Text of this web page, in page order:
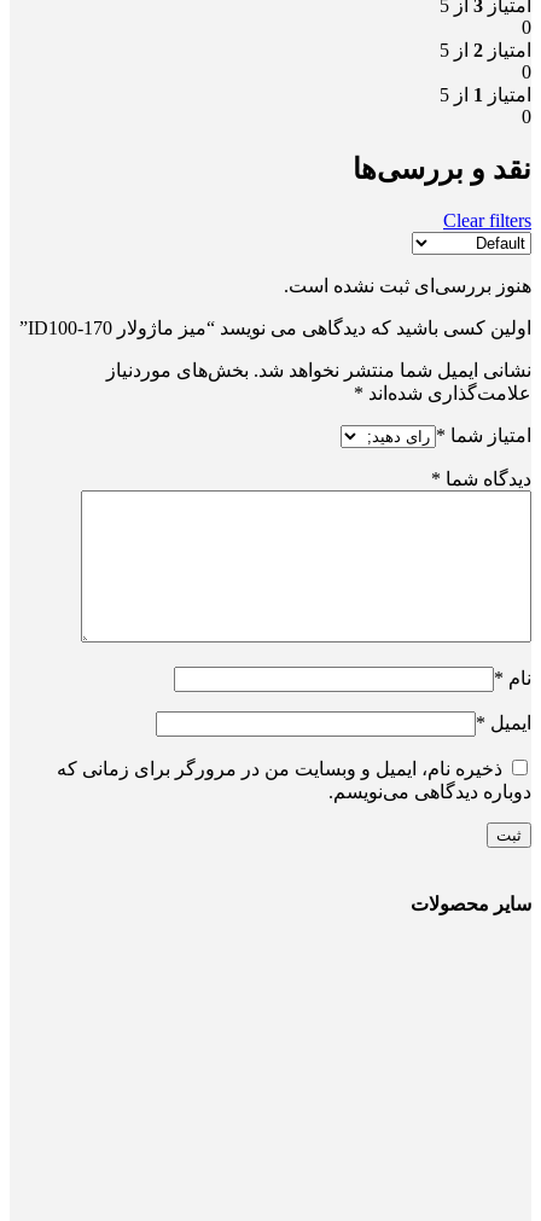
امتیاز 3 از 5
0
امتیاز 2 از 5
0
امتیاز 1 از 5
0
نقد و بررسی‌ها
Clear filters
هنوز بررسی‌ای ثبت نشده است.
اولین کسی باشید که دیدگاهی می نویسد “میز ماژولار ID100-170”
نشانی ایمیل شما منتشر نخواهد شد. بخش‌های موردنیاز
علامت‌گذاری شده‌اند *
امتیاز شما *
دیدگاه شما *
نام *
ایمیل *
ذخیره نام، ایمیل و وبسایت من در مرورگر برای زمانی که
دوباره دیدگاهی می‌نویسم.
سایر محصولات